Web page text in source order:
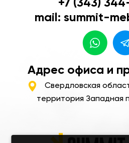
mail: summit-
Адрес офиса и
Свердловская
территория Западная